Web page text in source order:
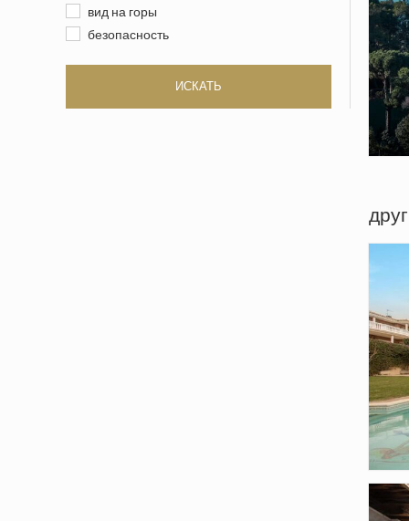
вид на горы
безопасность
ИСКАТЬ